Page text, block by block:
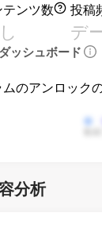
ンツ数 投稿
デ
ッシュボード
のアンロック
分析